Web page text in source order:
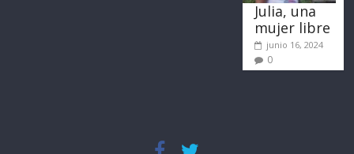
Julia, una
mujer libre
junio 16, 2024
0